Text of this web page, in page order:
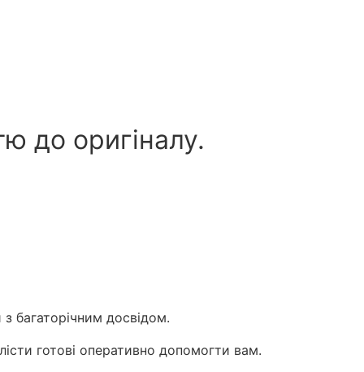
до оригіналу.
багаторічним досвідом.
готові оперативно допомогти вам.